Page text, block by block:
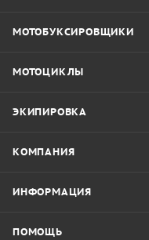
МОТОБУКСИРОВЩИКИ
МОТОЦИКЛЫ
ЭКИПИРОВКА
КОМПАНИЯ
ИНФОРМАЦИЯ
ПОМОЩЬ